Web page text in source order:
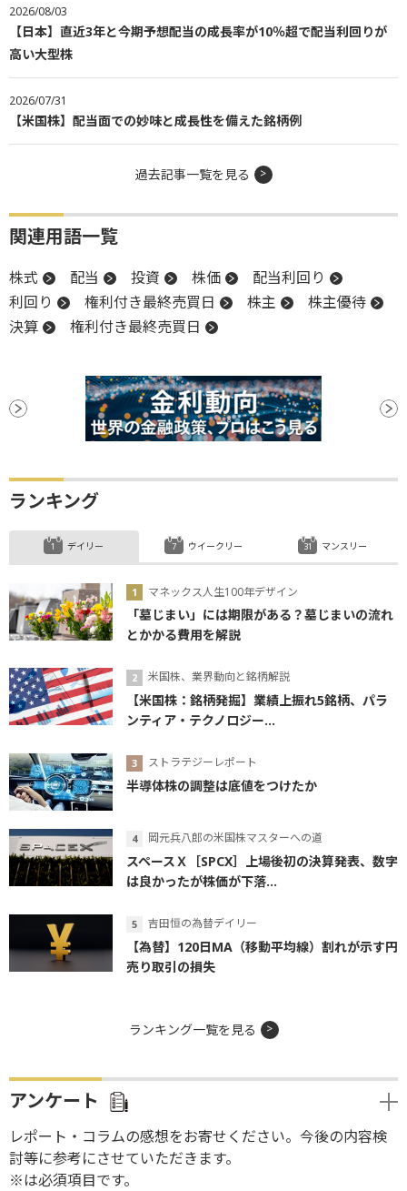
2026/08/03
【日本】直近3年と今期予想配当の成長率が10％超で配当利回りが
高い大型株
2026/07/31
【米国株】配当面での妙味と成長性を備えた銘柄例
過去記事一覧を見る
関連用語一覧
株式 配当 投資 株価
配当利回り
利回り
権利付き最終売買日 株主
株主優待
決算
権利付き最終売買日
ランキング
デイリー
マネックス人生100年デザイン
「墓じまい」には期限がある？墓じまいの流れ
とかかる費用を解説
米国株、業界動向と銘柄解説
【米国株：銘柄発掘】業績上振れ5銘柄、パラ
ンティア・テクノロジー...
ストラテジーレポート
半導体株の調整は底値をつけたか
岡元兵八郎の米国株マスターへの道
スペースＸ［SPCX］上場後初の決算発表、数字
は良かったが株価が下落...
吉田恒の為替デイリー
【為替】120日MA（移動平均線）割れが示す円
売り取引の損失
ウイークリー マンスリー
ランキング一覧を見る
アンケート
レポート・コラムの感想をお寄せください。今後の内容検
討等に参考にさせていただきます。
※は必須項目です。